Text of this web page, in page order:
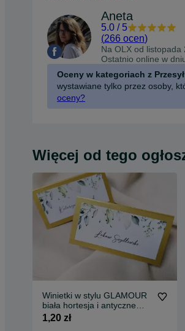
Aneta
5.0 / 5
(266 ocen)
Na OLX od listopada
Ostatnio online w
Oceny w kategoriach z
wystawiane tylko przez osoby,
oceny?
Więcej od tego
Winietki w stylu GLAMOUR
biała hortesja i antyczne
złoto
1,20 zł